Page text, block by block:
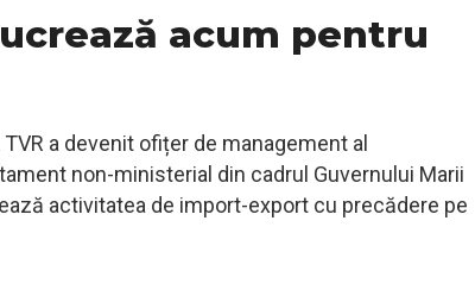
acum pentru
a devenit ofițer de management al
non-ministerial din cadrul Guvernului Marii
activitatea de import-export cu precădere pe